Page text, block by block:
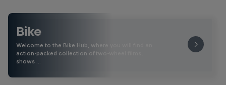
Bike
Welcome to the Bike Hub, where you will find an
action-packed collection of two-wheel films,
shows …